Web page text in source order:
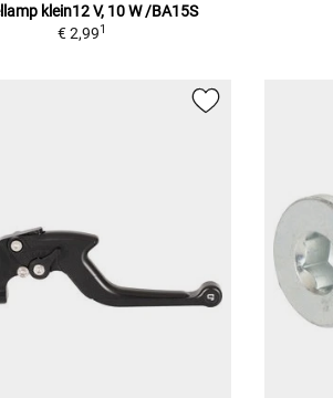
klein12 V, 10 W /BA15S
€ 2,991